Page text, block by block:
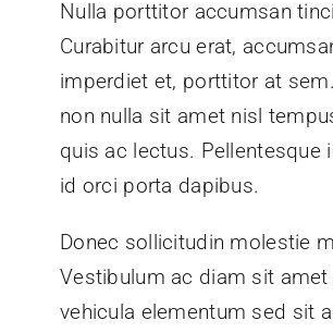
Nulla porttitor accumsan
Curabitur arcu erat,
imperdiet et, porttitor at
non nulla sit amet nisl
quis ac lectus. Pellentesque
id orci porta dapibus.
Donec sollicitudin molestie
Vestibulum ac diam sit amet
vehicula elementum sed sit